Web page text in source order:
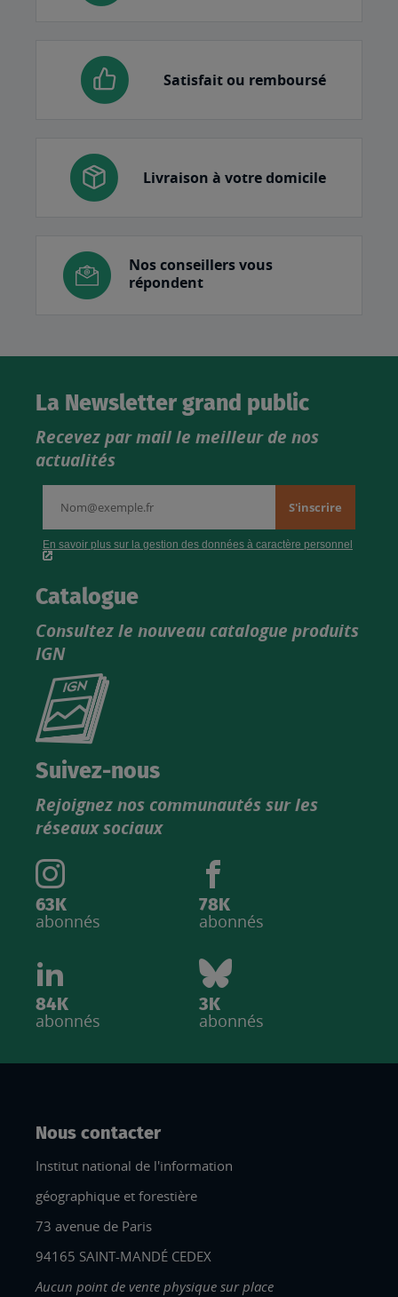
Satisfait ou remboursé
Livraison à votre domicile
Nos conseillers vous
répondent
La Newsletter grand public
Recevez par mail le meilleur de nos
actualités
Catalogue
Consultez le nouveau catalogue produits
IGN
Consultez
catalogue
Suivez-nous
Rejoignez nos communautés sur les
réseaux sociaux
63K
abonnés
78K
abonnés
84K
abonnés
3K
abonnés
Nous contacter
Institut national de l'information
géographique et forestière
73 avenue de Paris
94165 SAINT-MANDÉ CEDEX
Aucun point de vente physique sur place